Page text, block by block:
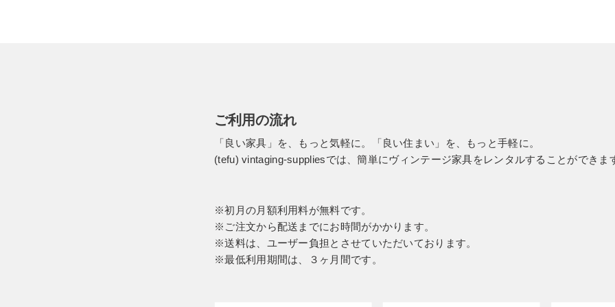
ご利用の流れ
「良い家具」を、もっと気軽に。「良い住まい」を、もっと手軽に。
(tefu) vintaging-suppliesでは、簡単にヴィンテージ家具をレンタルすることができま
※初月の月額利用料が無料です。
※ご注文から配送までにお時間がかかります。
※送料は、ユーザー負担とさせていただいております。
※最低利用期間は、３ヶ月間です。